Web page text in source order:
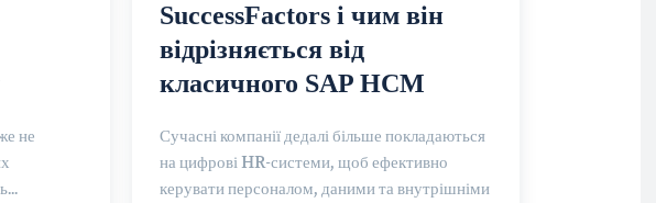
не
SuccessFactors і чим він
відрізняється від
класичного SAP HCM
Сучасні компанії дедалі більше покладаються
на цифрові HR-системи, щоб ефективно
керувати персоналом, даними та внутрішніми